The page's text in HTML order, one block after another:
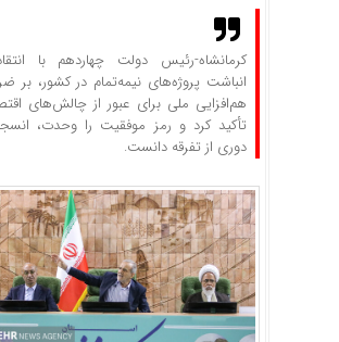
کرمانشاه-رئیس دولت چهاردهم با
انباشت پروژه‌های نیمه‌تمام در کشور، بر
هم‌افزایی ملی برای عبور از چالش‌های
تأکید کرد و رمز موفقیت را وحدت،
دوری از تفرقه دانست.